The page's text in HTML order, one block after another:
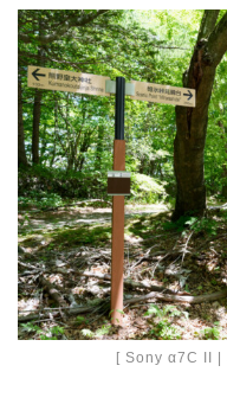
[ Sony α7C II |